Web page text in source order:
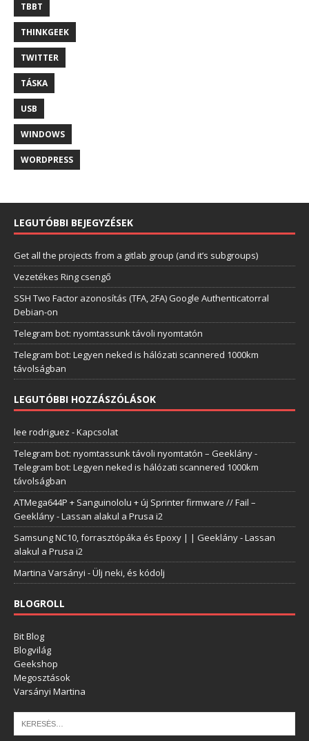
TBBT
THINKGEEK
TWITTER
TÁSKA
USB
WINDOWS
WORDPRESS
LEGUTÓBBI BEJEGYZÉSEK
Get all the projects from a gitlab group (and it’s subgroups)
Vezetékes Ring csengő
SSH Two Factor azonosítás (TFA, 2FA) Google Authenticatorral
Debian-on
Telegram bot: nyomtassunk távoli nyomtatón
Telegram bot: Legyen neked is hálózati scannered 1000km
távolságban
LEGUTÓBBI HOZZÁSZÓLÁSOK
lee rodriguez -Kapcsolat
Telegram bot: nyomtassunk távoli nyomtatón – Geeklány-
Telegram bot: Legyen neked is hálózati scannered 1000km
távolságban
ATMega644P + Sanguinololu + új Sprinter firmware // Fail –
Geeklány-Lassan alakul a Prusa i2
Samsung NC10, forrasztópáka és Epoxy | | Geeklány-Lassan
alakul a Prusa i2
Martina Varsányi -Ülj neki, és kódolj
BLOGROLL
Bit Blog
Blogvilág
Geekshop
Megosztások
Varsányi Martina